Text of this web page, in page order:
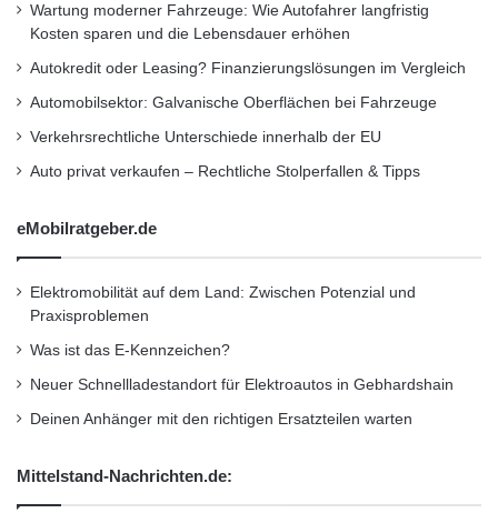
abnutzen. Selbst bei sechs Millimetern Profil
auf der Außenschulter können die Rillen an der
Innenseite praktisch abrasiert sein. Starker
Abrieb ist häufig auf viel zu geringen Luftdruck,
falsche Lenkwinkeleinstellung oder defekte
Fahrkomfort
Fahren mit dem richtigen Luftdruck für sein
Auto und den Luftdruck an die Beladung
Wartung moderner Fahrzeuge: Wie Autofahrer langfristig
Kosten sparen und die Lebensdauer erhöhen
Autokredit oder Leasing? Finanzierungslösungen im Vergleich
Automobilsektor: Galvanische Oberflächen bei Fahrzeuge
Verkehrsrechtliche Unterschiede innerhalb der EU
Auto privat verkaufen – Rechtliche Stolperfallen & Tipps
eMobilratgeber.de
Elektromobilität auf dem Land: Zwischen Potenzial und
Praxisproblemen
Was ist das E-Kennzeichen?
Neuer Schnellladestandort für Elektroautos in Gebhardshain
Deinen Anhänger mit den richtigen Ersatzteilen warten
Mittelstand-Nachrichten.de: